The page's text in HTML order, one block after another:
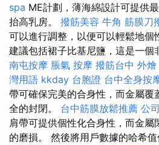
spa ME計劃，薄海綿設計可提供
抬高乳房。 撥筋美容 牛角 筋膜刀
可以進行調整，以便可以輕鬆地個
建議包括裙子比基尼鹽，這是一個
南屯按摩 脹氣 按摩 撥筋台中 外燴
灣用語 kkday 台胞證 台中全身按
帶可確保完美的合身性，而金屬覆
全的封閉。 台中筋膜放鬆推薦 公
肩帶可提供個性化合身性，而金屬
的磨損。 然後將用戶數據的哈希